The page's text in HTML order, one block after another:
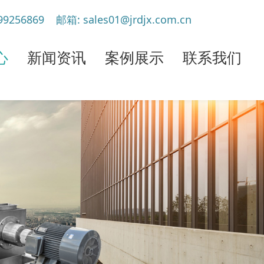
邮箱: sales01@jrdjx.com.cn
新闻资讯 案例展示 联系我们